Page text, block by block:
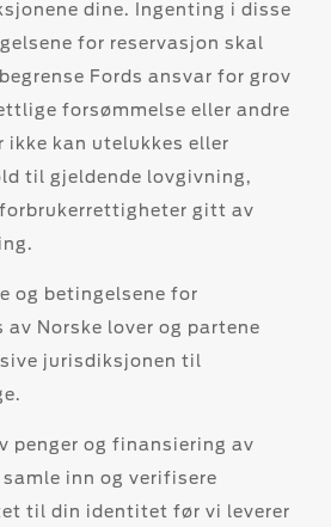
dine. Ingenting i disse
for reservasjon skal
Fords ansvar for grov
forsømmelse eller andre
ikke kan utelukkes eller
til gjeldende lovgivning,
gitt av
og betingelsene for
av Norske lover og partene
jurisdiksjonen til
penger og finansiering av
inn og verifisere
til din identitet før vi leverer